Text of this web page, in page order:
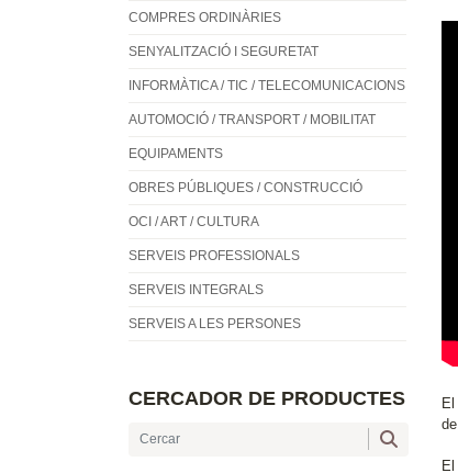
COMPRES ORDINÀRIES
SENYALITZACIÓ I SEGURETAT
INFORMÀTICA / TIC / TELECOMUNICACIONS
AUTOMOCIÓ / TRANSPORT / MOBILITAT
EQUIPAMENTS
OBRES PÚBLIQUES / CONSTRUCCIÓ
OCI / ART / CULTURA
SERVEIS PROFESSIONALS
SERVEIS INTEGRALS
SERVEIS A LES PERSONES
CERCADOR DE PRODUCTES